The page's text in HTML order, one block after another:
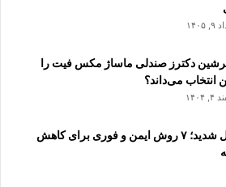
دکترز صندلی ماساژ مکس فیت را
انتخاب می‌داند؟
درمان خانگی عفونت واژینال شدید؛ ۷ روش ایمن و فوری برای کاهش